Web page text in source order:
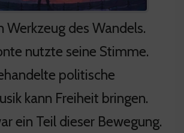
Werkzeug des Wandels.
nutzte seine Stimme.
politische
kann Freiheit bringen.
ein Teil dieser Bewegung.